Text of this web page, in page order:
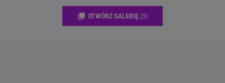
OTWÓRZ GALERIĘ (3)